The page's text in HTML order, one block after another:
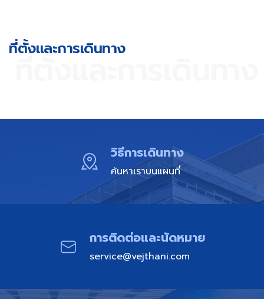
ที่ตั้งและการเดินทาง​
วิธีการเดินทาง
ค้นหาเราบนแผนที่
การติดต่อและนัดหมาย​
service@vejthani.com